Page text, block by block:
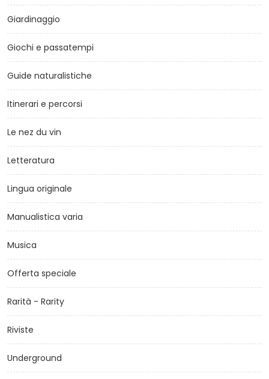
Giardinaggio
Giochi e passatempi
Guide naturalistiche
Itinerari e percorsi
Le nez du vin
Letteratura
Lingua originale
Manualistica varia
Musica
Offerta speciale
Rarità - Rarity
Riviste
Underground